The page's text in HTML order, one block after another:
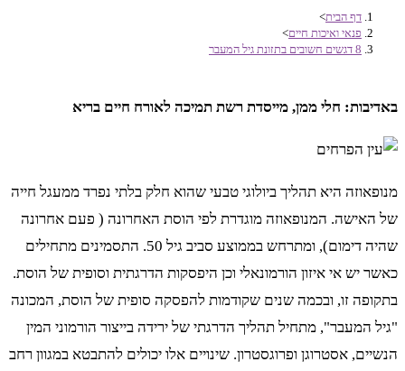
דף הבית>
פנאי ואיכות חיים>
8 דגשים חשובים בתזונת גיל המעבר
באדיבות: חלי ממן, מייסדת רשת תמיכה לאורח חיים בריא
מנופאוזה היא תהליך ביולוגי טבעי שהוא חלק בלתי נפרד ממעגל חייה
של האישה. המנופאוזה מוגדרת לפי הוסת האחרונה ( פעם אחרונה
שהיה דימום), ומתרחש בממוצע סביב גיל 50. התסמינים מתחילים
כאשר יש אי איזון הורמונאלי וכן היפסקות הדרגתית וסופית של הוסת.
בתקופה זו, ובכמה שנים שקודמות להפסקה סופית של הוסת, המכונה
"גיל המעבר", מתחיל תהליך הדרגתי של ירידה בייצור הורמוני המין
הנשיים, אסטרוגן ופרוגסטרון. שינויים אלו יכולים להתבטא במגוון רחב